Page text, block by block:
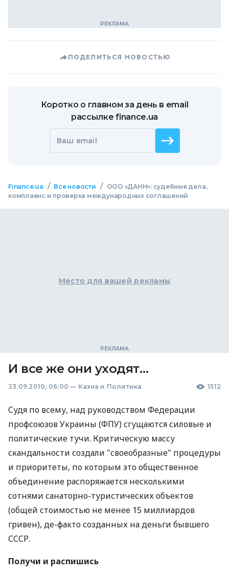
ПОДЕЛИТЬСЯ НОВОСТЬЮ
Коротко о главном за день в email
рассылке finance.ua
Ваш email
Finance.ua / Все новости /
ООО «ДАНН»: судебные дела,
комплаенс и проверка международных соглашений
Место для вашей рекламы
И все же они уходят…
23.09.2010, 06:00 — Казна и Политика 1512
Судя по всему, над руководством Федерации
профсоюзов Украины (ФПУ) сгущаются силовые и
политические тучи. Критическую массу
скандальности создали "своеобразные" процедуры
и приоритеты, по которым это общественное
объединение распоряжается несколькими
сотнями санаторно-туристических объектов
(общей стоимостью не менее 15 миллиардов
гривен), де-факто созданных на деньги бывшего
СССР.
Получи и распишись